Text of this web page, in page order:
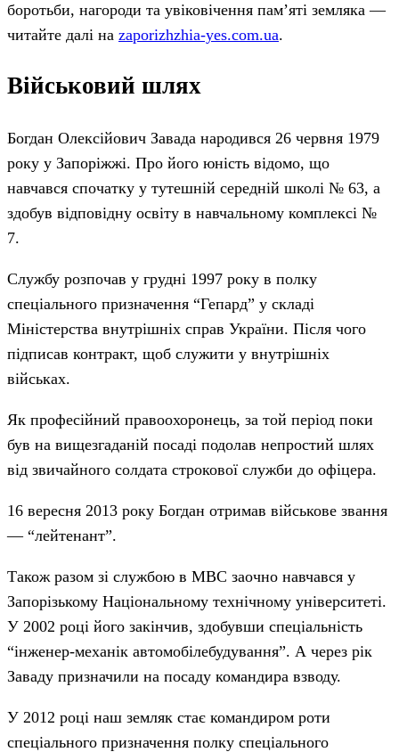
боротьби, нагороди та увіковічення пам’яті земляка —
читайте далі на zaporizhzhia-yes.com.ua.
Військовий шлях
Богдан Олексійович Завада народився 26 червня 1979
року у Запоріжжі. Про його юність відомо, що
навчався спочатку у тутешній середній школі № 63, а
здобув відповідну освіту в навчальному комплексі №
7.
Службу розпочав у грудні 1997 року в полку
спеціального призначення “Гепард” у складі
Міністерства внутрішніх справ України. Після чого
підписав контракт, щоб служити у внутрішніх
військах.
Як професійний правоохоронець, за той період поки
був на вищезгаданій посаді подолав непростий шлях
від звичайного солдата строкової служби до офіцера.
16 вересня 2013 року Богдан отримав військове звання
— “лейтенант”.
Також разом зі службою в МВС заочно навчався у
Запорізькому Національному технічному університеті.
У 2002 році його закінчив, здобувши спеціальність
“інженер-механік автомобілебудування”. А через рік
Заваду призначили на посаду командира взводу.
У 2012 році наш земляк стає командиром роти
спеціального призначення полку спеціального